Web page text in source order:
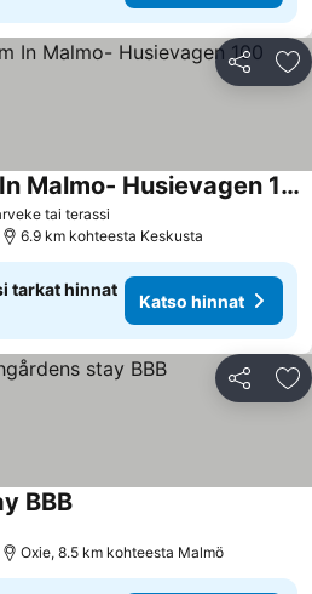
Jaa
tai terassi
Comfortable Room In Malmo- Husievagen 100
6.9 km kohteesta Keskusta
tarkat hinnat
Katso hinnat
Jaa
BBBKatso hinnat
Oxie, 8.5 km kohteesta Malmö